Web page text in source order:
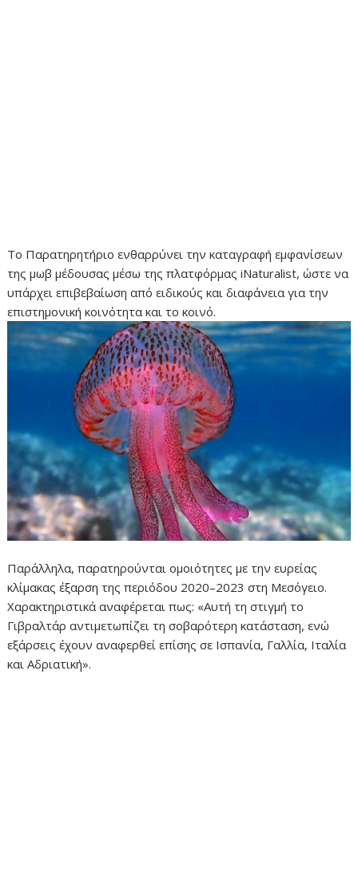
Το Παρατηρητήριο ενθαρρύνει την καταγραφή εμφανίσεων
της μωβ μέδουσας μέσω της πλατφόρμας iNaturalist, ώστε να
υπάρχει επιβεβαίωση από ειδικούς και διαφάνεια για την
επιστημονική κοινότητα και το κοινό.
Παράλληλα, παρατηρούνται ομοιότητες με την ευρείας
κλίμακας έξαρση της περιόδου 2020–2023 στη Μεσόγειο.
Χαρακτηριστικά αναφέρεται πως: «Αυτή τη στιγμή το
Γιβραλτάρ αντιμετωπίζει τη σοβαρότερη κατάσταση, ενώ
εξάρσεις έχουν αναφερθεί επίσης σε Ισπανία, Γαλλία, Ιταλία
και Αδριατική».